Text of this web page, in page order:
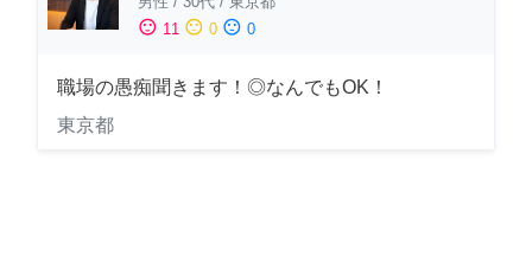
sentiment_satisfied 11 sentiment_neutral 0 sentiment_dissatisfied 0
職場の愚痴聞きます！◎なんでもOK！
東京都